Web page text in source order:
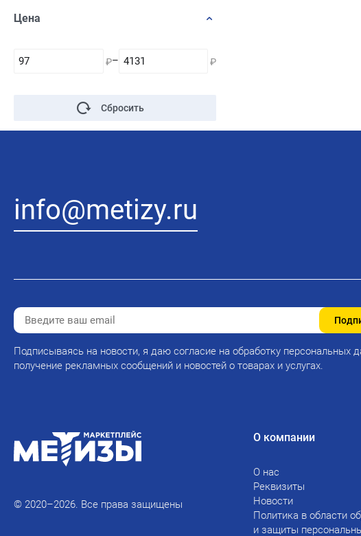
Цена
₽– ₽
Сбросить
info@metizy.ru
Подписываясь на новости, я даю согласие на обработку персональных
получение рекламных сообщений и новостей о товарах и услугах.
© 2020–2026. Все права защищены
О компании
О нас
Реквизиты
Новости
Политика в области
и защиты